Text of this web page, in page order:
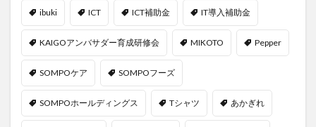
ibuki ICT ICT補助金 IT導入補助金
KAIGOアンバサダー育成研修会 MIKOTO Pepper
SOMPOケア SOMPOフーズ
SOMPOホールディングス Tシャツ あかぎれ